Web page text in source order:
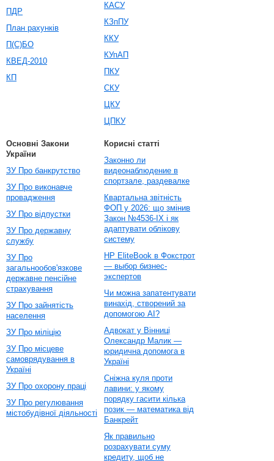
ПДР
План рахунків
П(С)БО
КВЕД-2010
КП
КАСУ
КЗпПУ
ККУ
КУпАП
ПКУ
СКУ
ЦКУ
ЦПКУ
Основні Закони
України
ЗУ Про банкрутство
ЗУ Про виконавче
провадження
ЗУ Про відпустки
ЗУ Про державну
службу
ЗУ Про
загальнообов'язкове
державне пенсійне
страхування
ЗУ Про зайнятість
населення
ЗУ Про міліцію
ЗУ Про місцеве
самоврядування в
Україні
ЗУ Про охорону праці
ЗУ Про регулювання
містобудівної діяльності
Корисні статті
Законно ли
видеонаблюдение в
спортзале, раздевалке
Квартальна звітність
ФОП у 2026: що змінив
Закон №4536-IX і як
адаптувати облікову
систему
HP EliteBook в Фокстрот
— выбор бизнес-
экспертов
Чи можна запатентувати
винахід, створений за
допомогою AI?
Адвокат у Вінниці
Олександр Малик —
юридична допомога в
Україні
Сніжна куля проти
лавини: у якому
порядку гасити кілька
позик — математика від
Банкрейт
Як правильно
розрахувати суму
кредиту, щоб не